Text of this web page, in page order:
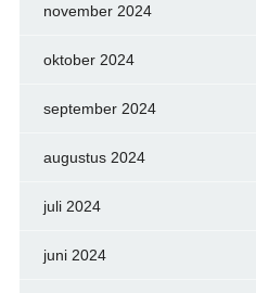
november 2024
oktober 2024
september 2024
augustus 2024
juli 2024
juni 2024